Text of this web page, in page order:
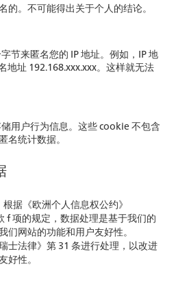
的。不可能得出关于个人的结论。
节来匿名您的 IP 地址。例如，IP 地
地址 192.168.xxx.xxx。这样就无法
用户行为信息。这些 cookie 不包含
名统计数据。
根据《欧洲个人信息权公约》
f 项的规定，数据处理是基于我们的
们网站的功能和用户友好性。
士法律》第 31 条进行处理，以改进
好性。